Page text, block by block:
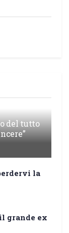
del tutto
la
grande ex